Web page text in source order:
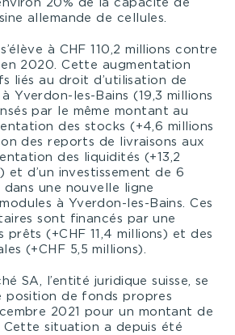
20% de la capacité de
allemande de cellules.
à CHF 110,2 millions contre
en 2020. Cette augmentation
liés au droit d’utilisation de
Yverdon-les-Bains (19,3 millions
par le même montant au
des stocks (+4,6 millions
des reports de livraisons aux
des liquidités (+13,2
et d’un investissement de 6
une nouvelle ligne
à Yverdon-les-Bains. Ces
sont financés par une
prêts (+CHF 11,4 millions) et des
(+CHF 5,5 millions).
SA, l’entité juridique suisse, se
position de fonds propres
2021 pour un montant de
Cette situation a depuis été